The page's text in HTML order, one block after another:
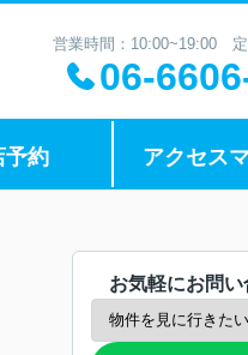
営業時間：10:00~19:00 定
06-
予約 アクセス
お気軽にお問